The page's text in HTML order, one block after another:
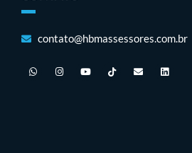
contato@hbmassessores.com.br